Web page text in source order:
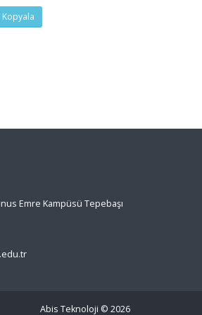
Emre Kampüsü Tepebaşı
Abis Teknoloji © 2026